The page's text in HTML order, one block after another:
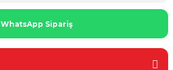
WhatsApp Sipariş